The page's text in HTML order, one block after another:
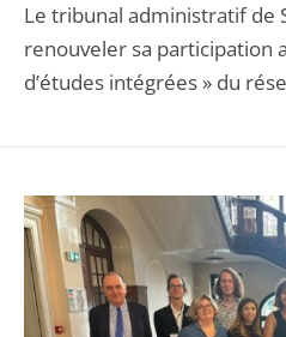
Le tribunal administratif de
renouveler sa participation
d’études intégrées » du